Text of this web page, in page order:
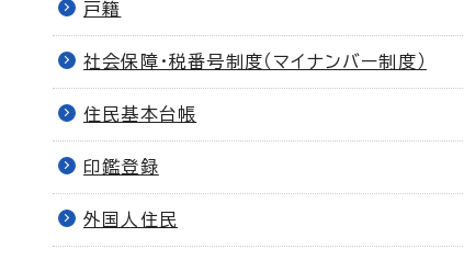
戸籍
社会保障・税番号制度（マイナンバー制度）
住民基本台帳
印鑑登録
外国人住民